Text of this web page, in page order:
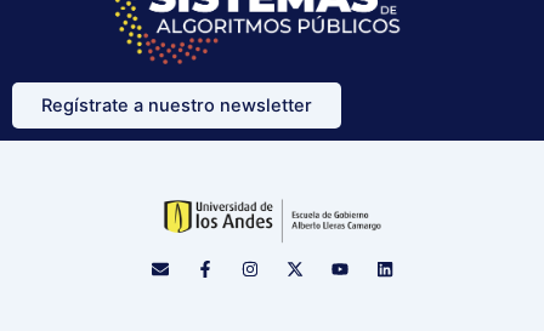
Regístrate a nuestro newsletter
E
n
F
a
I
n
X
-
Y
o
L
i